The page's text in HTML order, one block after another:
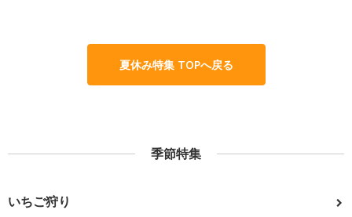
夏休み特集 TOPへ戻る
季節特集
いちご狩り